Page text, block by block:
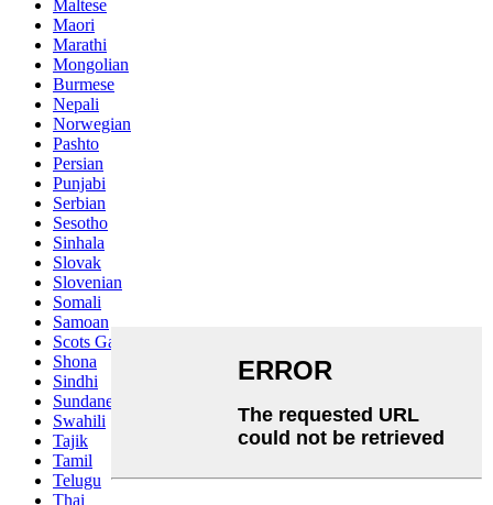
Maltese
Maori
Marathi
Mongolian
Burmese
Nepali
Norwegian
Pashto
Persian
Punjabi
Serbian
Sesotho
Sinhala
Slovak
Slovenian
Somali
Samoan
Scots Gaelic
Shona
Sindhi
Sundanese
Swahili
Tajik
Tamil
Telugu
Thai